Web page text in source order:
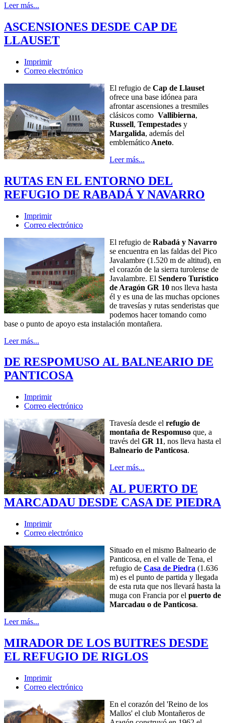
Leer más...
ASCENSIONES DESDE CAP DE
LLAUSET
Imprimir
Correo electrónico
El refugio de Cap de Llauset
ofrece una base idónea para
afrontar ascensiones a tresmiles
clásicos como Vallibierna,
Russell, Tempestades y
Margalida, además del
emblemático Aneto.
Leer más...
RUTAS EN EL ENTORNO DEL
REFUGIO DE RABADÁ Y NAVARRO
Imprimir
Correo electrónico
El refugio de Rabadá y Navarro
se encuentra en las faldas del Pico
Javalambre (1.520 m de altitud), en
el corazón de la sierra turolense de
Javalambre. El Sendero Turístico
de Aragón GR 10 nos lleva hasta
él y es una de las muchas opciones
de travesías y rutas senderistas que
podemos hacer tomando como
base o punto de apoyo esta instalación montañera.
Leer más...
DE RESPOMUSO AL BALNEARIO DE
PANTICOSA
Imprimir
Correo electrónico
Travesía desde el refugio de
montaña de Respomuso que, a
través del GR 11, nos lleva hasta el
Balneario de Panticosa.
Leer más...
AL PUERTO DE
MARCADAU DESDE CASA DE PIEDRA
Imprimir
Correo electrónico
Situado en el mismo Balneario de
Panticosa, en el valle de Tena, el
refugio de Casa de Piedra (1.636
m) es el punto de partida y llegada
de esta ruta que nos llevará hasta la
muga con Francia por el puerto de
Marcadau o de Panticosa.
Leer más...
MIRADOR DE LOS BUITRES DESDE
EL REFUGIO DE RIGLOS
Imprimir
Correo electrónico
En el corazón del 'Reino de los
Mallos' el club Montañeros de